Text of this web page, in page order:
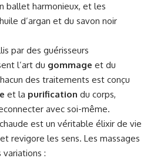
ballet harmonieux, et les
d’argan et du savon noir
par des guérisseurs
l’art du gommage et du
des traitements est conçu
et la purification du corps,
avec soi-même.
est un véritable élixir de vie
revigore les sens. Les massages
: